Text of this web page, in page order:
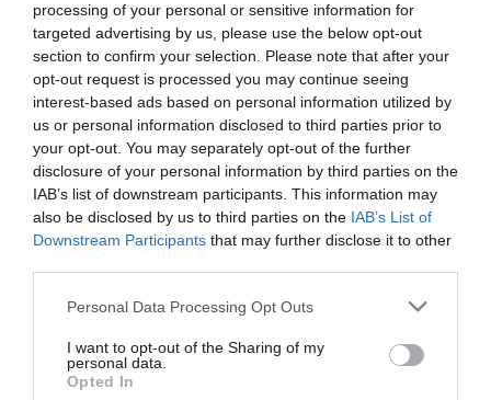
processing of your personal or sensitive information for
targeted advertising by us, please use the below opt-out
section to confirm your selection. Please note that after your
opt-out request is processed you may continue seeing
interest-based ads based on personal information utilized by
us or personal information disclosed to third parties prior to
your opt-out. You may separately opt-out of the further
disclosure of your personal information by third parties on the
IAB’s list of downstream participants. This information may
also be disclosed by us to third parties on the IAB’s List of
Downstream Participants that may further disclose it to other
Personal Data Processing Opt Outs
I want to opt-out of the Sharing of my
personal data.
Opted In
He leído y acepto las